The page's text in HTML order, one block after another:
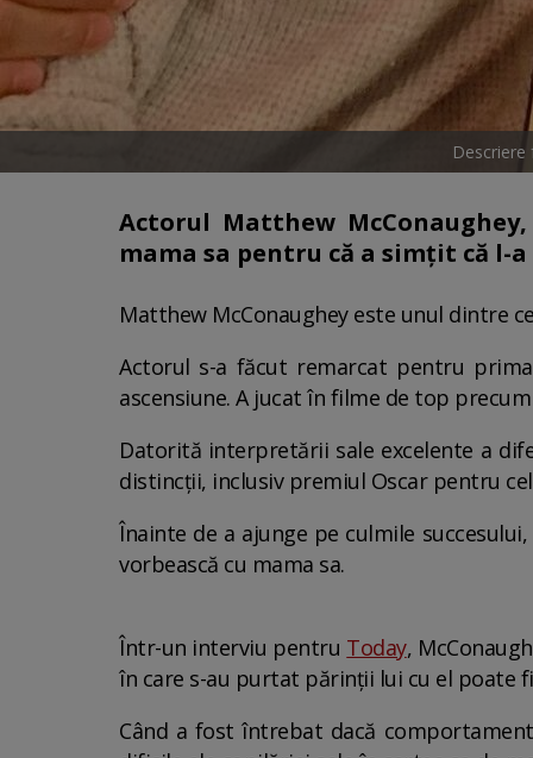
Actorul Matthew
mama sa pentru că a simțit că l-
Matthew McConaughey este unul dintre
Actorul s-a făcut remarcat pentru
ascensiune. A jucat în filme de top
Datorită interpretării sale excelente a
distincții, inclusiv premiul Oscar pentru
Înainte de a ajunge pe culmile
vorbească cu mama sa.
Într-un interviu pentru Today,
în care s-au purtat părinții lui cu el poate
Când a fost întrebat dacă